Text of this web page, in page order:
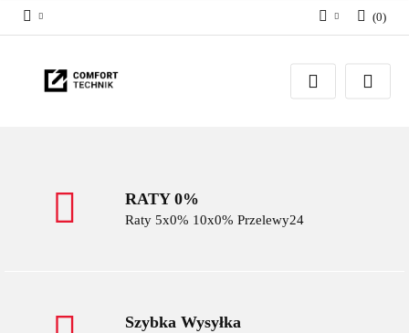
Zaloguj się
Zarejestruj się
(0)
RATY 0%
Raty 5x0% 10x0% Przelewy24
Szybka Wysyłka